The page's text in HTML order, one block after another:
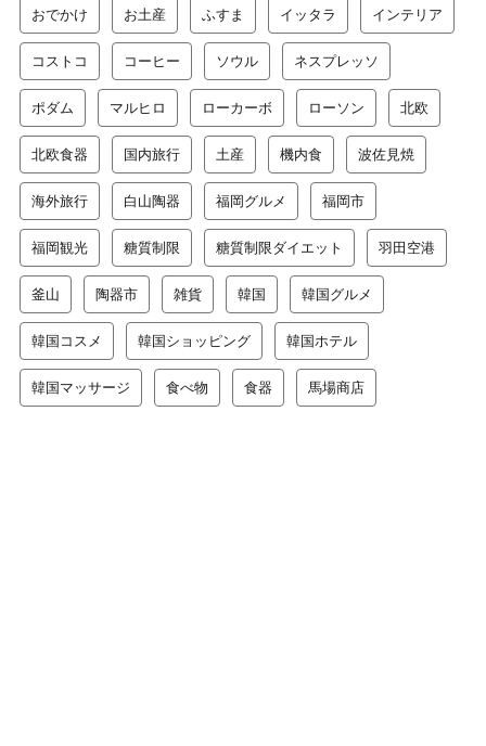
おでかけ お土産 ふすま イッタラ インテリア
コストコ コーヒー ソウル ネスプレッソ
ポダム マルヒロ ローカーボ ローソン 北欧
北欧食器 国内旅行 土産 機内食 波佐見焼
海外旅行 白山陶器 福岡グルメ 福岡市
福岡観光 糖質制限 糖質制限ダイエット 羽田空港
釜山 陶器市 雑貨 韓国 韓国グルメ
韓国コスメ 韓国ショッピング 韓国ホテル
韓国マッサージ 食べ物 食器 馬場商店